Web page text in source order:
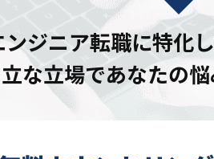
ジニア転職に特化
な立場であなたの